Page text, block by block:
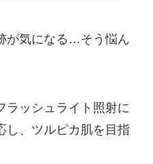
が気になる…そう悩ん
ラッシュライト照射に
し、ツルピカ肌を目指